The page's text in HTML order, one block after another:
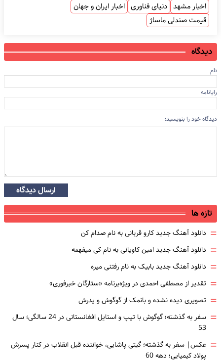
اخبار مشهد دنیای فناوری اخبار ایران و جهان
قیمت صندلی ماساژ
دیدگاه
نام
رایانامه
دیدگاه خود را بنویسید:
ارسال دیدگاه
تازه ها
= دانلود آهنگ جدید کارو قربانی به نام صدام کن
= دانلود آهنگ جدید امین کاویانی به نام کی میفهمه
= دانلود آهنگ جدید بابیک به نام رفتنی میره
= تقدیر از مصطفی احمدی در ویژه‌برنامه «ستارگان خبرفوری»
= تصویری دیده نشده و بانمک از گوگوش و پدرش
=
سفر به گذشته؛ گوگوش با تیپ و استایل افغانستانی در 24 سالگی؛ سال
53
= عکس| سفر به گذشته؛ گیتی پاشایی، خواننده قبل انقلاب در کنار پسرش
پولاد کیمیایی؛ دهه 60